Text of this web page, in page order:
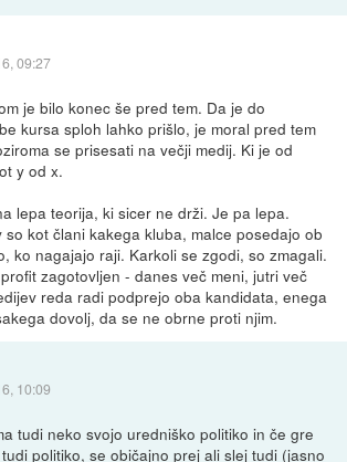
09:27
je bilo konec še pred tem. Da je do
kursa sploh lahko prišlo, je moral pred tem
se prisesati na večji medij. Ki je od
y od x.
lepa teorija, ki sicer ne drži. Je pa lepa.
so kot člani kakega kluba, malce posedajo ob
ko nagajajo raji. Karkoli se zgodi, so zmagali.
zagotovljen - danes več meni, jutri več
reda radi podprejo oba kandidata, enega
dovolj, da se ne obrne proti njim.
10:09
tudi neko svojo uredniško politiko in če gre
politiko, se običajno prej ali slej tudi (jasno